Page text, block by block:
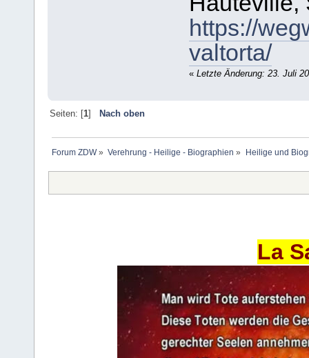
https://
valtorta/
« Letzte Änderung: 23. Juli
Seiten: [1] Nach oben
Forum ZDW» Verehrung - Heilige - Biographien » Heilige und
La